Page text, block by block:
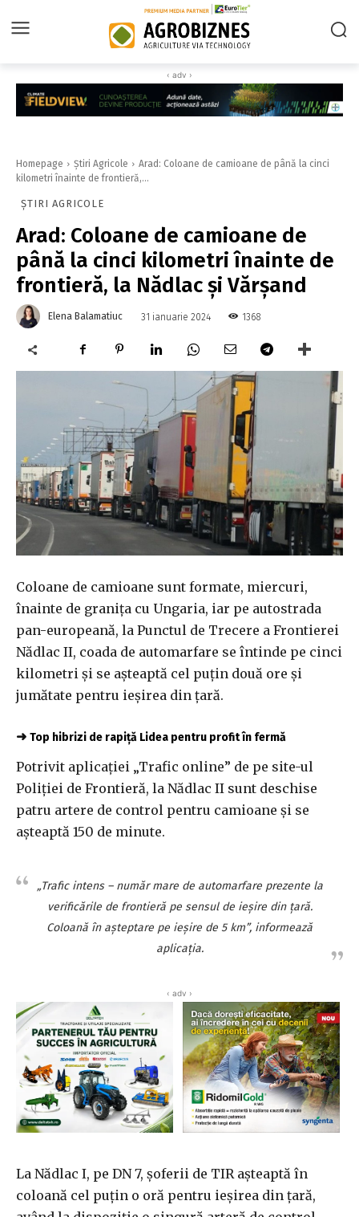
‹ adv ›
Homepage Știri Agricole
Arad: Coloane de camioane de până la cinci
kilometri înainte de frontieră,...
ȘTIRI AGRICOLE
Arad: Coloane de camioane de
până la cinci kilometri înainte de
frontieră, la Nădlac şi Vărşand
Elena Balamatiuc 31 ianuarie 2024 1368
Coloane de camioane sunt formate, miercuri,
înainte de graniţa cu Ungaria, iar pe autostrada
pan-europeană, la Punctul de Trecere a Frontierei
Nădlac II, coada de automarfare se întinde pe cinci
kilometri şi se aşteaptă cel puţin două ore şi
jumătate pentru ieşirea din ţară.
➜ Top hibrizi de rapiță Lidea pentru profit în fermă
Potrivit aplicaţiei „Trafic online” de pe site-ul
Poliţiei de Frontieră, la Nădlac II sunt deschise
patru artere de control pentru camioane şi se
aşteaptă 150 de minute.
„Trafic intens – număr mare de automarfare prezente la
verificările de frontieră pe sensul de ieşire din ţară.
Coloană în aşteptare pe ieşire de 5 km”, informează
aplicaţia.
‹ adv ›
La Nădlac I, pe DN 7, şoferii de TIR aşteaptă în
coloană cel puţin o oră pentru ieşirea din ţară,